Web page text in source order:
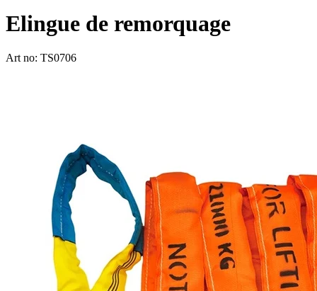
Elingue de remorquage
Art no: TS0706